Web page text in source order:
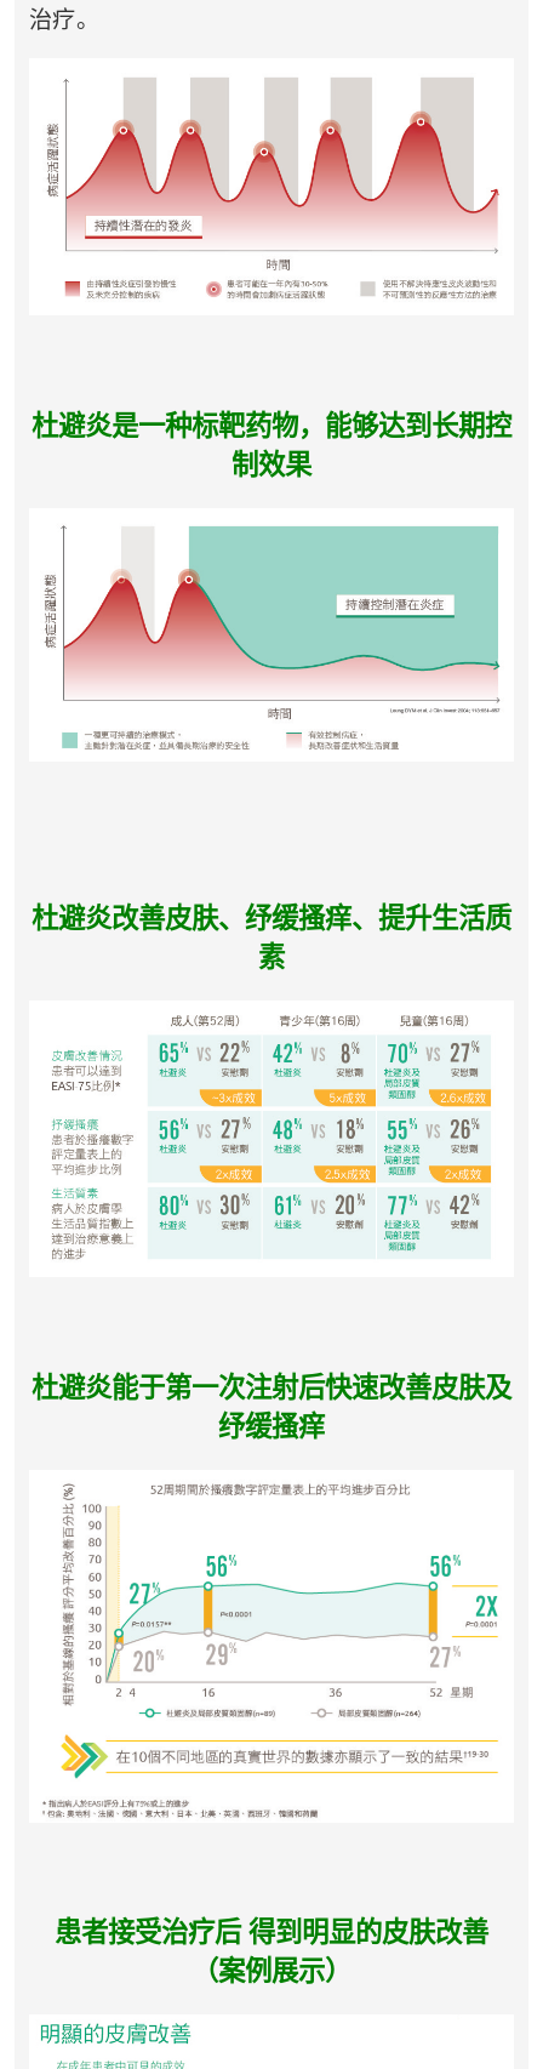
治疗。
杜避炎是一种标靶药物，能够达到长期控
制效果
杜避炎改善皮肤、纾缓搔痒、提升生活质
素
杜避炎能于第一次注射后快速改善皮肤及
纾缓搔痒
患者接受治疗后 得到明显的皮肤改善
（案例展示）